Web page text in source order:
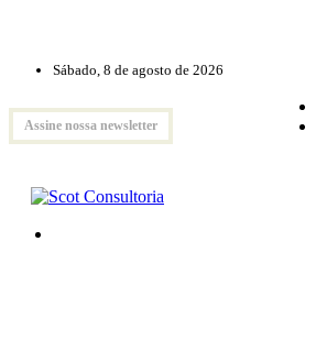
Sábado, 8 de agosto de 2026
Assine nossa newsletter